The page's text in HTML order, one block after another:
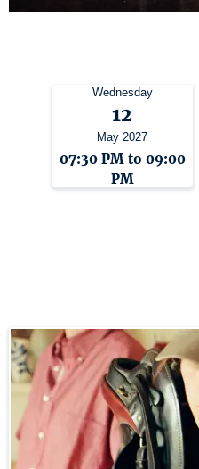
Wednesday
12
May 2027
07:30 PM to 09:00
PM